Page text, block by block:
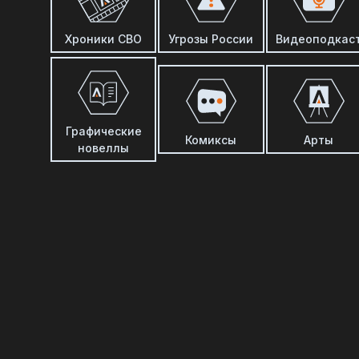
Хроники СВО Угрозы России
Графические
новеллы
Комиксы Арты